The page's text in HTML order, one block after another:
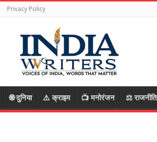
Privacy Policy
🌐 दुनिया ⚠️ क्राइम 📺 मनोरंजन ⚖️ राजनीति